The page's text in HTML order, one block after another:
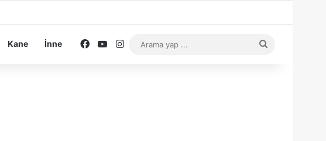
Kane İnne Facebook
YouTube
Instagram